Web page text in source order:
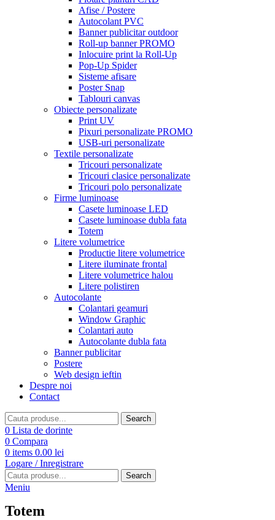
Afise / Postere
Autocolant PVC
Banner publicitar outdoor
Roll-up banner PROMO
Inlocuire print la Roll-Up
Pop-Up Spider
Sisteme afisare
Poster Snap
Tablouri canvas
Obiecte personalizate
Print UV
Pixuri personalizate PROMO
USB-uri personalizate
Textile personalizate
Tricouri personalizate
Tricouri clasice personalizate
Tricouri polo personalizate
Firme luminoase
Casete luminoase LED
Casete luminoase dubla fata
Totem
Litere volumetrice
Productie litere volumetrice
Litere iluminate frontal
Litere volumetrice halou
Litere polistiren
Autocolante
Colantari geamuri
Window Graphic
Colantari auto
Autocolante dubla fata
Banner publicitar
Postere
Web design ieftin
Despre noi
Contact
Search
0 Lista de dorinte
0 Compara
0 items 0.00 lei
Logare / Inregistrare
Search
Meniu
Totem